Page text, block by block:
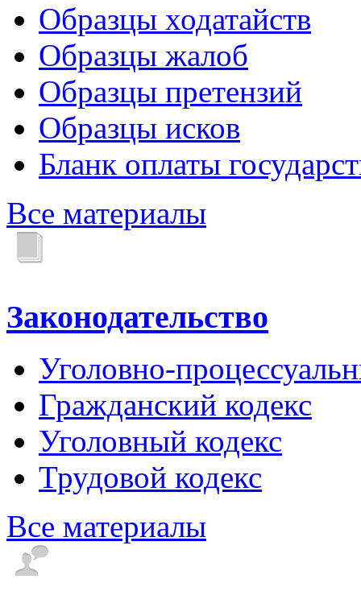
Образцы ходатайств
Образцы жалоб
Образцы претензий
Образцы исков
Бланк оплаты
Все материалы
Законодательство
Уголовно-
Гражданский кодекс
Уголовный кодекс
Трудовой кодекс
Все материалы